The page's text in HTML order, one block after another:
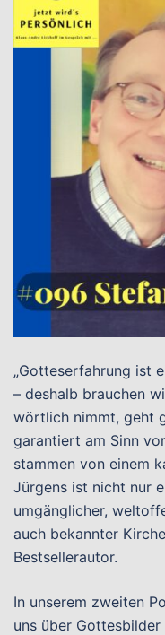
„Gotteserfahrung ist
– deshalb brauchen
wörtlich nimmt, geht
garantiert am Sinn
stammen von einem
Jürgens ist nicht nur
umgänglicher,
auch bekannter
Bestsellerautor.
In unserem zweiten
uns über